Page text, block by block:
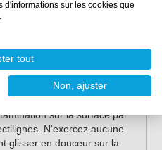
avec un shampoing
un lubrifiant adapté, tel que
sur la surface par
N'exercez aucune
glisser en douceur sur la
sur les cookies que
tout
Non, ajuster